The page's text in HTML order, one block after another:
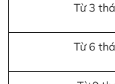
Từ 3
Từ 6